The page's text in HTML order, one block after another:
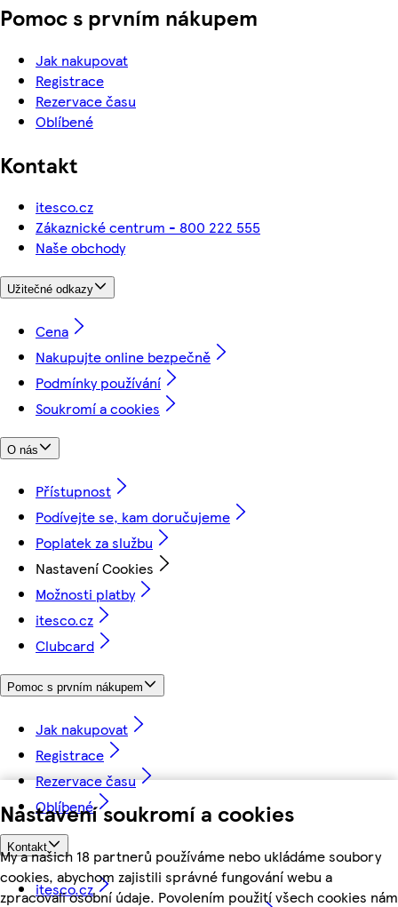
Nastavení soukromí a cookies
My a našich 18 partnerů používáme nebo ukládáme soubory
cookies, abychom zajistili správné fungování webu a
zpracovali osobní údaje. Povolením použití všech cookies nám
Pomoc s prvním nákupem
Jak nakupovat
Registrace
Rezervace času
Oblíbené
Kontakt
itesco.cz
Zákaznické centrum - 800 222 555
Naše obchody
Užitečné odkazy
Cena
Nakupujte online bezpečně
Podmínky používání
Soukromí a cookies
O nás
Přístupnost
Podívejte se, kam doručujeme
Poplatek za službu
Nastavení Cookies
Možnosti platby
itesco.cz
Clubcard
Pomoc s prvním nákupem
Jak nakupovat
Registrace
Rezervace času
Oblíbené
Kontakt
itesco.cz